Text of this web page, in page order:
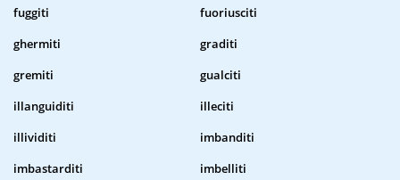
fuggiti
fuoriusciti
ghermiti
graditi
gremiti
gualciti
illanguiditi
illeciti
illividiti
imbanditi
imbastarditi
imbelliti